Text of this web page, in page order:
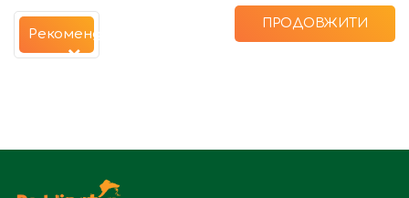
ПРОДОВЖИТИ
Рекомендуємо